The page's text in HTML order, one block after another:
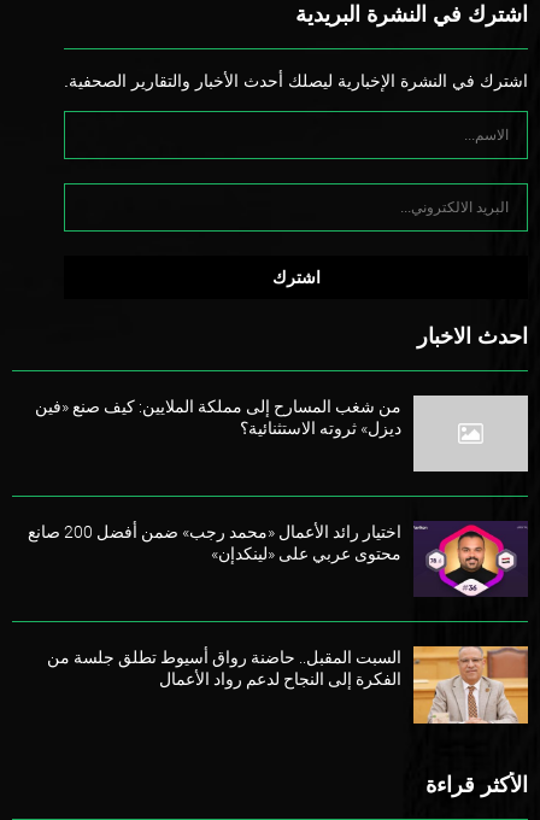
اشترك في النشرة البريدية
اشترك في النشرة الإخبارية ليصلك أحدث الأخبار والتقارير الصحفية.
احدث الاخبار
من شغب المسارح إلى مملكة الملايين: كيف صنع «فين
ديزل» ثروته الاستثنائية؟
اختيار رائد الأعمال «محمد رجب» ضمن أفضل 200 صانع
محتوى عربي على «لينكدإن»
السبت المقبل.. حاضنة رواق أسيوط تطلق جلسة من
الفكرة إلى النجاح لدعم رواد الأعمال
الأكثر قراءة